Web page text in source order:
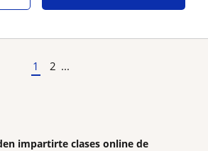
1 2 ...
impartirte clases online de